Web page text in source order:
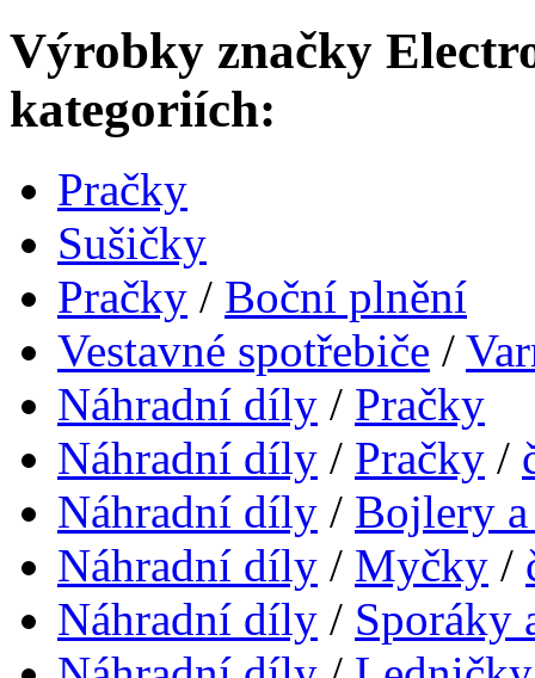
Výrobky značky
kategoriích:
Pračky
Sušičky
Pračky / Boční plnění
Vestavné spotřebiče /
Náhradní díly / Pračky
Náhradní díly / Pračky /
Náhradní díly / Bojlery
Náhradní díly / Myčky /
Náhradní díly / Sporáky